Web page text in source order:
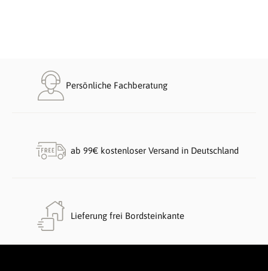
Persönliche Fachberatung
ab 99€ kostenloser Versand in Deutschland
Lieferung frei Bordsteinkante